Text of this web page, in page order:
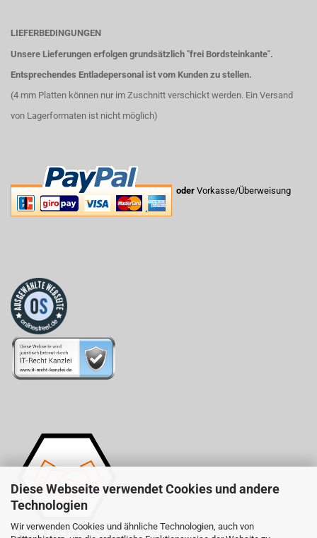
Diese Webseite verwendet Cookies und andere
Technologien
Wir verwenden Cookies und ähnliche Technologien, auch von
LIEFERBEDINGUNGEN
Unsere Lieferungen erfolgen grundsätzlich "frei Bordsteinkante".
Entsprechendes Entladepersonal ist vom Kunden zu stellen.
(4 mm Platten können nur im Zuschnitt verschickt werden. Ein Versand
von Lagerformaten ist nicht möglich)
oder Vorkasse/Überweisung